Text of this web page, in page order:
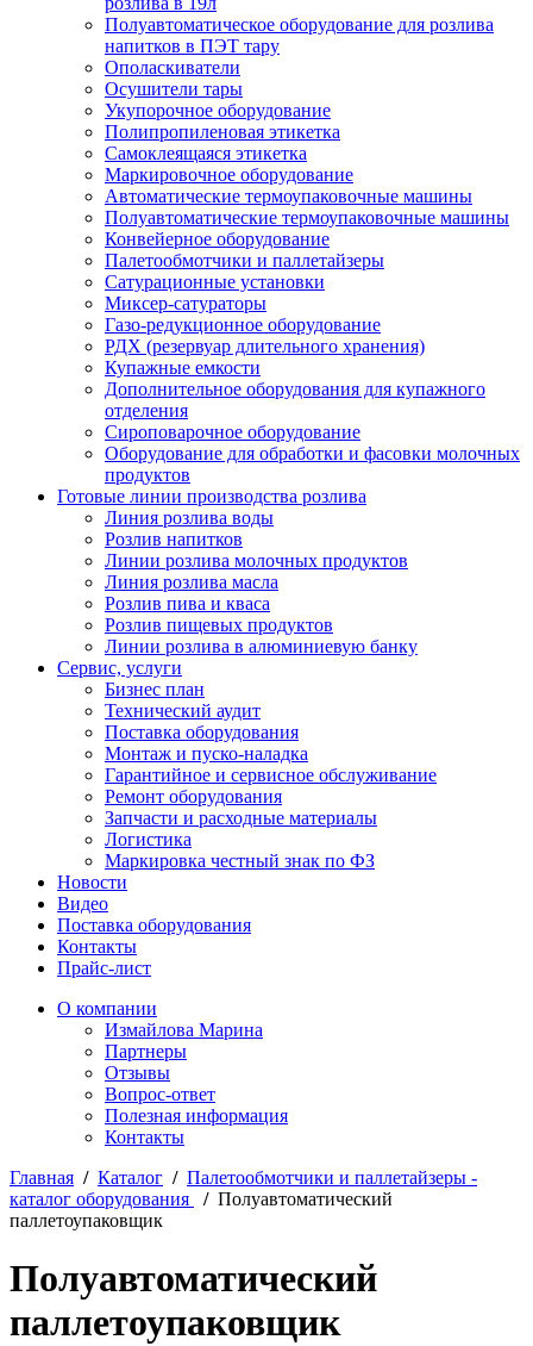
Полуавтоматическое оборудование для розлива
напитков в ПЭТ тару
Ополаскиватели
Осушители тары
Укупорочное оборудование
Полипропиленовая этикетка
Самоклеящаяся этикетка
Маркировочное оборудование
Автоматические термоупаковочные машины
Полуавтоматические термоупаковочные машины
Конвейерное оборудование
Палетообмотчики и паллетайзеры
Сатурационные установки
Миксер-сатураторы
Газо-редукционное оборудование
РДХ (резервуар длительного хранения)
Купажные емкости
Дополнительное оборудования для купажного
отделения
Сироповарочное оборудование
Оборудование для обработки и фасовки молочных
продуктов
Готовые линии производства розлива
Линия розлива воды
Розлив напитков
Линии розлива молочных продуктов
Линия розлива масла
Розлив пива и кваса
Розлив пищевых продуктов
Линии розлива в алюминиевую банку
Сервис, услуги
Бизнес план
Технический аудит
Поставка оборудования
Монтаж и пуско-наладка
Гарантийное и сервисное обслуживание
Ремонт оборудования
Запчасти и расходные материалы
Логистика
Маркировка честный знак по ФЗ
Новости
Видео
Поставка оборудования
Контакты
Прайс-лист
О компании
Измайлова Марина
Партнеры
Отзывы
Вопрос-ответ
Полезная информация
Контакты
Главная / Каталог / Палетообмотчики и паллетайзеры -
каталог оборудования
/ Полуавтоматический
паллетоупаковщик
Полуавтоматический
паллетоупаковщик